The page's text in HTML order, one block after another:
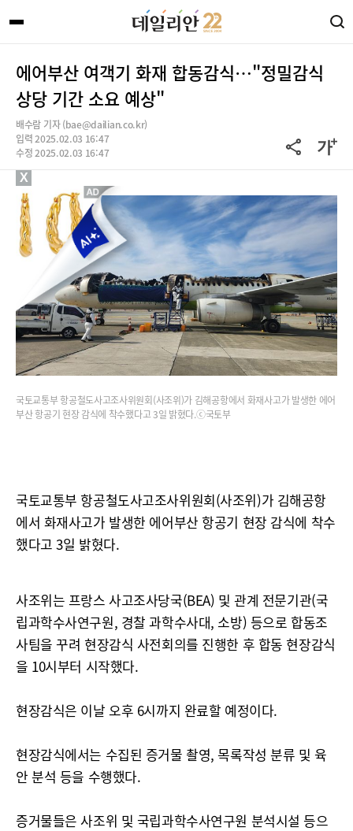
에어부산 여객기 화재 합동감식…"정밀감식
상당 기간 소요 예상"
배수람 기자 (bae@dailian.co.kr)
입력 2025.02.03 16:47
수정 2025.02.03 16:47
국토교통부 항공철도사고조사위원회(사조위)가 김해공항에서 화재사고가 발생한 에어
부산 항공기 현장 감식에 착수했다고 3일 밝혔다.ⓒ국토부
국토교통부 항공철도사고조사위원회(사조위)가 김해공항
에서 화재사고가 발생한 에어부산 항공기 현장 감식에 착수
했다고 3일 밝혔다.
사조위는 프랑스 사고조사당국(BEA) 및 관계 전문기관(국
립과학수사연구원, 경찰 과학수사대, 소방) 등으로 합동조
사팀을 꾸려 현장감식 사전회의를 진행한 후 합동 현장감식
을 10시부터 시작했다.
현장감식은 이날 오후 6시까지 완료할 예정이다.
현장감식에서는 수집된 증거물 촬영, 목록작성 분류 및 육
안 분석 등을 수행했다.
증거물들은 사조위 및 국립과학수사연구원 분석시설 등으
X